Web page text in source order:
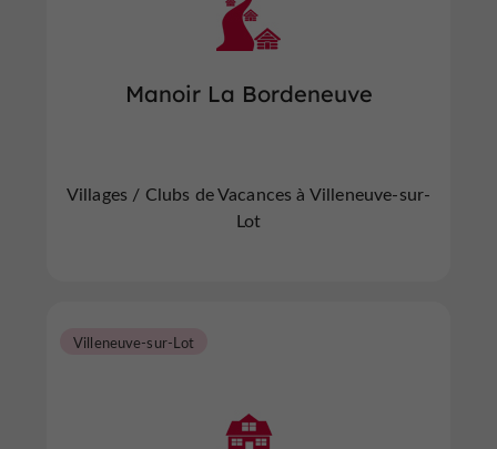
Manoir La Bordeneuve
Villages / Clubs de Vacances à Villeneuve-sur-
Lot
Villeneuve-sur-Lot